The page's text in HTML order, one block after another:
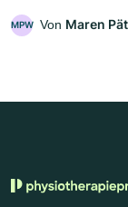
MPW Von Maren